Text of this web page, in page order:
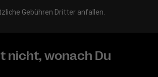
Gebühren Dritter anfallen.
nicht, wonach Du